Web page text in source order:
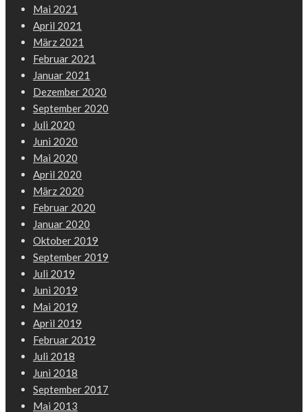
Mai 2021
April 2021
März 2021
Februar 2021
Januar 2021
Dezember 2020
September 2020
Juli 2020
Juni 2020
Mai 2020
April 2020
März 2020
Februar 2020
Januar 2020
Oktober 2019
September 2019
Juli 2019
Juni 2019
Mai 2019
April 2019
Februar 2019
Juli 2018
Juni 2018
September 2017
Mai 2013